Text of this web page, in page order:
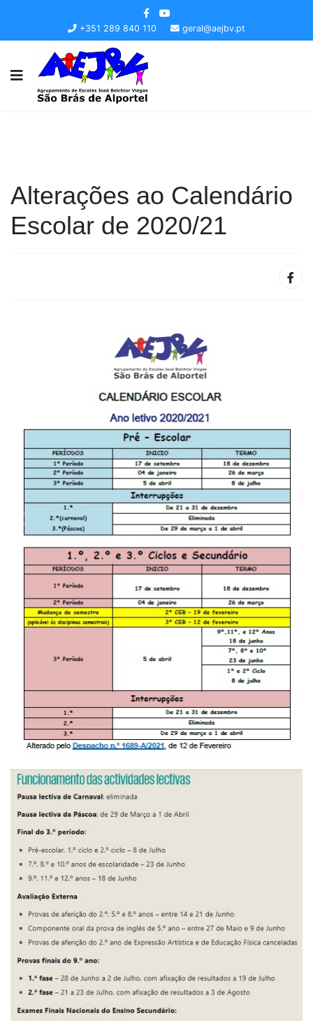
+351 289 840 110 geral@aejbv.pt
Alterações ao Calendário
Escolar de 2020/21